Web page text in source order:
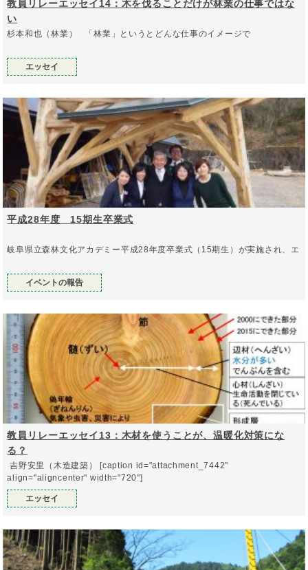
教員リレーエッセイ14：木を伐ることだけが林業の仕事ではな
い
杉本和也（林業） 「林業」というとどんな仕事のイメージで
エッセイ
平成28年度 15期生卒業式
岐阜県立森林文化アカデミー平成28年度卒業式（15期生）が実施され、エ
イベントの報告
教員リレーエッセイ13：木材を使うことが、温暖化対策にな
る？
吉野安里（木造建築） [caption id="attachment_7442"
align="aligncenter" width="720"]
エッセイ